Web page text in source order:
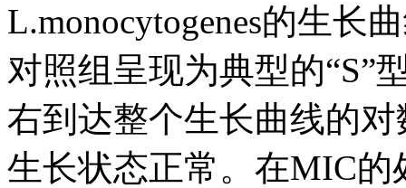
L.monocytogenes的生长
对照组呈现为典型的“S”
右到达整个生长曲线的对
生长状态正常。在MIC